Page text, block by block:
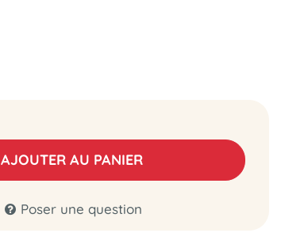
AJOUTER AU PANIER
Poser une question